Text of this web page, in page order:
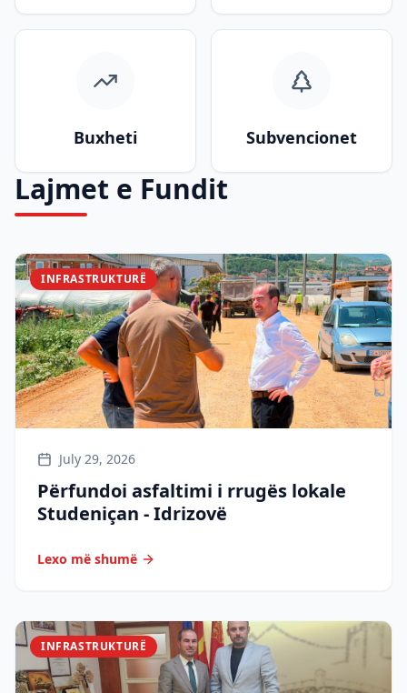
Buxheti Subvencionet
Lajmet e Fundit
INFRASTRUKTURË
July 29, 2026
Përfundoi asfaltimi i rrugës lokale
Studeniçan - Idrizovë
Lexo më shumë
INFRASTRUKTURË